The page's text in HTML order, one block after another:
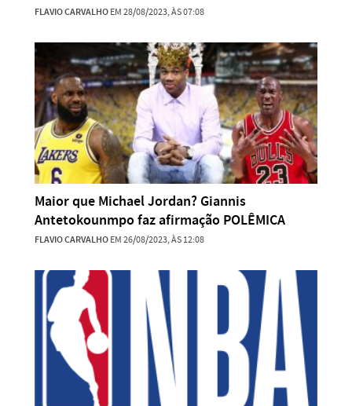
FLAVIO CARVALHOEM 28/08/2023, ÀS 07:08
Maior que Michael Jordan? Giannis
Antetokounmpo faz afirmação POLÊMICA
FLAVIO CARVALHOEM 26/08/2023, ÀS 12:08